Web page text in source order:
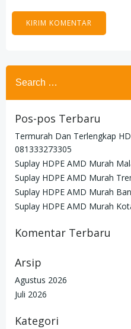
Search
for:
Pos-pos Terbaru
Termurah Dan Terlengkap
081333273305
Suplay HDPE AMD Murah
Suplay HDPE AMD Murah
Suplay HDPE AMD Murah
Suplay HDPE AMD Murah
Komentar Terbaru
Arsip
Agustus 2026
Juli 2026
Kategori